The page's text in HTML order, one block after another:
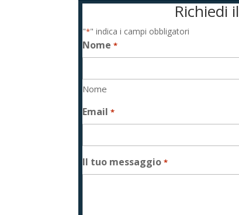
Richiedi
"*" indica i campi obbligatori
Nome *
Nome
Email *
Il tuo messaggio *